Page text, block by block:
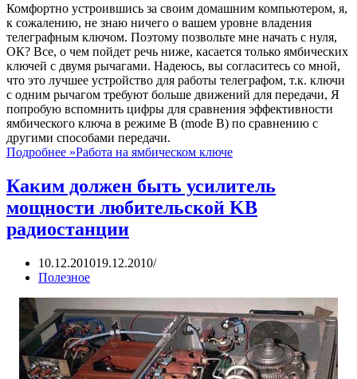
Комфортно устроившись за своим домашним компьютером, я,
к сожалению, не знаю ничего о вашем уровне владения
телеграфным ключом. Поэтому позвольте мне начать с нуля,
ОК? Все, о чем пойдет речь ниже, касается только ямбических
ключей с двумя рычагами. Надеюсь, вы согласитесь со мной,
что это лучшее устройство для работы телеграфом, т.к. ключи
с одним рычагом требуют больше движений для передачи, Я
попробую вспомнить цифры для сравнения эффективности
ямбического ключа в режиме В (mode В) по сравнению с
другими способами передачи.
Подробнее »Работа на ямбическом ключе
Каким должен быть усилитель
мощности любительской KB
радиостанции
10.12.201019.12.2010
Полезное